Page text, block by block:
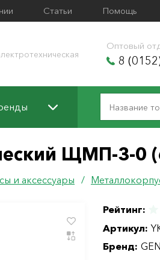
Статьи Помощь
Оптовый
8
ЩМП-3-0
и аксессуары /
Рейтинг:
Артикул:
Бренд: